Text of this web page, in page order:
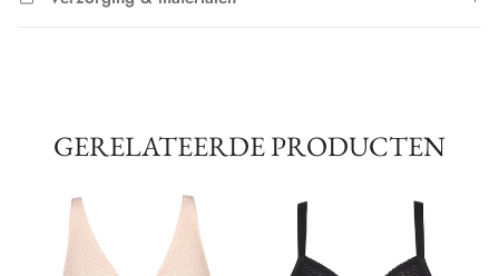
GERELATEERDE PRODUCTEN